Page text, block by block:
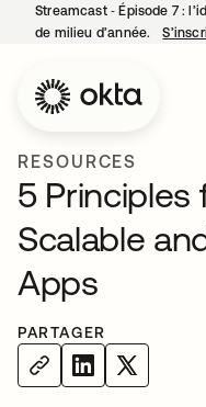
Streamcast ‑ Épisode 7 :
de milieu d’année.
RESOURCES
5 Principles
Scalable
Apps
PARTAGER